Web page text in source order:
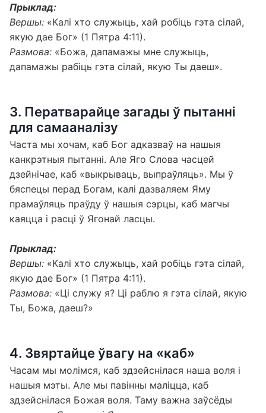
Прыклад:
Вершы: «Калі хто служыць, хай робіць гэта сілай,
якую дае Бог» (1 Пятра 4:11).
Размова: «Божа, дапамажы мне служыць,
дапамажы рабіць гэта сілай, якую Ты даеш».
3. Ператварайце загады ў пытанні
для самааналізу
Часта мы хочам, каб Бог адказваў на нашыя
канкрэтныя пытанні. Але Яго Слова часцей
дзейнічае, каб «выкрываць, выпраўляць». Мы ў
бяспецы перад Богам, калі дазваляем Яму
прамаўляць праўду ў нашыя сэрцы, каб магчы
каяцца і расці ў Ягонай ласцы.
Прыклад:
Вершы: «Калі хто служыць, хай робіць гэта сілай,
якую дае Бог» (1 Пятра 4:11).
Размова: «Ці служу я? Ці раблю я гэта сілай, якую
Ты, Божа, даеш?»
4. Звяртайце ўвагу на «каб»
Часам мы молімся, каб здзейснілася наша воля і
нашыя мэты. Але мы павінны маліцца, каб
здзейснілася Божая воля. Таму важна заўсёды